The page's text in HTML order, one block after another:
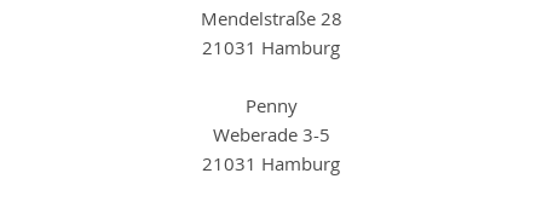
Mendelstraße 28
21031 Hamburg
Penny
Weberade 3-5
21031 Hamburg